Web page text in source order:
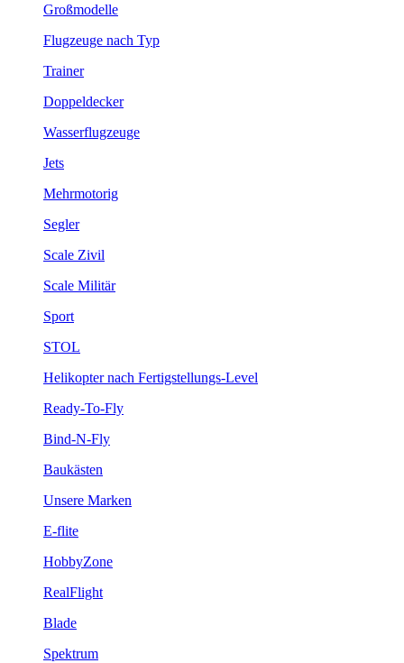
Großmodelle
Flugzeuge nach Typ
Trainer
Doppeldecker
Wasserflugzeuge
Jets
Mehrmotorig
Segler
Scale Zivil
Scale Militär
Sport
STOL
Helikopter nach Fertigstellungs-Level
Ready-To-Fly
Bind-N-Fly
Baukästen
Unsere Marken
E-flite
HobbyZone
RealFlight
Blade
Spektrum